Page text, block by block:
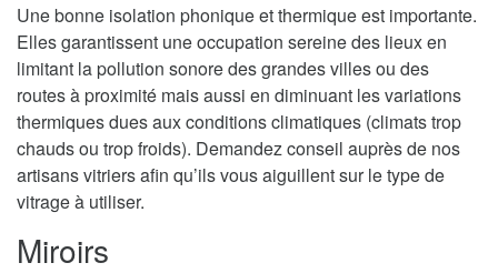
Une bonne isolation phonique et thermique est importante.
Elles garantissent une occupation sereine des lieux en
limitant la pollution sonore des grandes villes ou des
routes à proximité mais aussi en diminuant les variations
thermiques dues aux conditions climatiques (climats trop
chauds ou trop froids). Demandez conseil auprès de nos
artisans vitriers afin qu’ils vous aiguillent sur le type de
vitrage à utiliser.
Miroirs